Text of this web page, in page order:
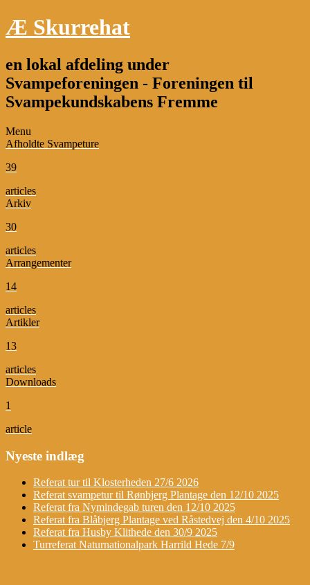
Æ Skurrehat
en lokal afdeling under
Svampeforeningen - Foreningen til
Svampekundskabens Fremme
Menu
Afholdte Svampeture
39
articles
Arkiv
30
articles
Arrangementer
14
articles
Artikler
13
articles
Downloads
1
article
Nyeste indlæg
Referat tur til Klosterheden 27/6 2026
Referat svampetur til Rønbjerg Plantage den 12/10 2025
Referat fra Nymindegab turen den 12/10 2025
Referat fra Blåbjerg Plantage ved Råstedvej den 4/10 2025
Referat fra Husby Klithede den 30/9 2025
Turreferat Naturnationalpark Harrild Hede 7/9